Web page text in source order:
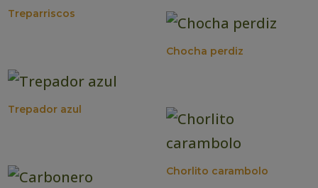
Treparriscos
Trepador azul
Chocha perdiz
Chorlito carambolo